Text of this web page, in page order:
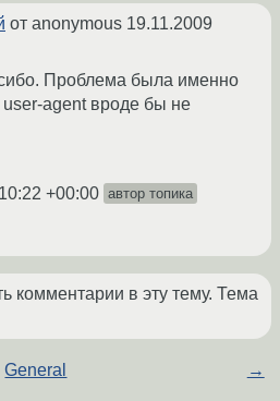
от anonymous 19.11.2009
Проблема была именно
agent вроде бы не
+00:00 автор топика
комментарии в эту тему. Тема
General →